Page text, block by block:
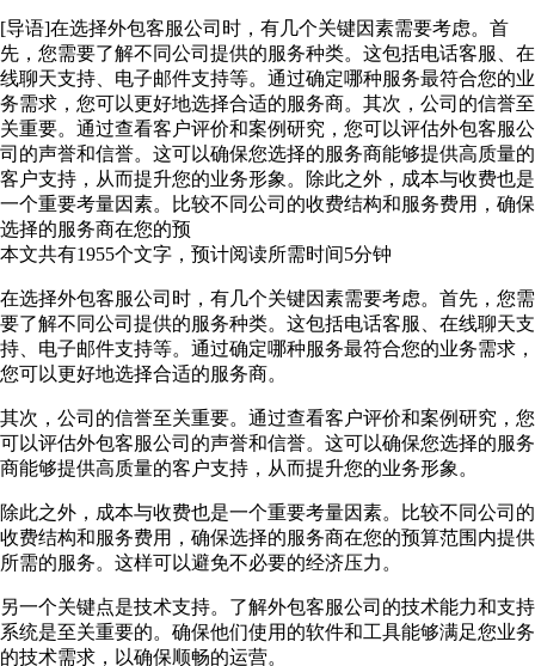
[导语]在选择外包客服公司时，有几个关键因素需要考虑。首
先，您需要了解不同公司提供的服务种类。这包括电话客服、在
线聊天支持、电子邮件支持等。通过确定哪种服务最符合您的业
务需求，您可以更好地选择合适的服务商。其次，公司的信誉至
关重要。通过查看客户评价和案例研究，您可以评估外包客服公
司的声誉和信誉。这可以确保您选择的服务商能够提供高质量的
客户支持，从而提升您的业务形象。除此之外，成本与收费也是
一个重要考量因素。比较不同公司的收费结构和服务费用，确保
选择的服务商在您的预
本文共有1955个文字，预计阅读所需时间5分钟
在选择外包客服公司时，有几个关键因素需要考虑。首先，您需
要了解不同公司提供的服务种类。这包括电话客服、在线聊天支
持、电子邮件支持等。通过确定哪种服务最符合您的业务需求，
您可以更好地选择合适的服务商。
其次，公司的信誉至关重要。通过查看客户评价和案例研究，您
可以评估外包客服公司的声誉和信誉。这可以确保您选择的服务
商能够提供高质量的客户支持，从而提升您的业务形象。
除此之外，成本与收费也是一个重要考量因素。比较不同公司的
收费结构和服务费用，确保选择的服务商在您的预算范围内提供
所需的服务。这样可以避免不必要的经济压力。
另一个关键点是技术支持。了解外包客服公司的技术能力和支持
系统是至关重要的。确保他们使用的软件和工具能够满足您业务
的技术需求，以确保顺畅的运营。